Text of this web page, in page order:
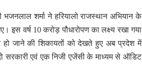
शर्मा ने हरियालो राजस्थान अभियान के
इस वर्ष 10 करोड़ पौधारोपण का लक्ष्य रखा गया
हो जाने की शिकायतों को देखते हुए अब प्रदेश में
सरकारी एवं एक निजी एजेंसी के माध्यम से ऑडिट